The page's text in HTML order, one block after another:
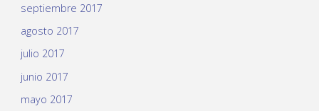
septiembre 2017
agosto 2017
julio 2017
junio 2017
mayo 2017